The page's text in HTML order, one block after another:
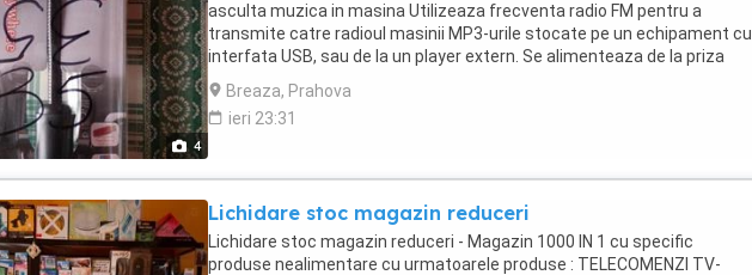
4
asculta muzica in masina Utilizeaza frecventa radio FM pentru a
transmite catre radioul masinii MP3-urile stocate pe un echipament cu
interfata USB, sau de la un player extern. Se alimenteaza de la priza
auto (bricheta) de 12 V. Poate reda muzica direct de pe USB, card
SD/MMC, MP3/MP4 etc. Telecomanda are functii complete pentru un
control desavarsit. PRET 20 - 25 LEI
Breaza, Prahova
ieri 23:31
Lichidare stoc magazin reduceri
Lichidare stoc magazin reduceri - Magazin 1000 IN 1 cu specific
produse nealimentare cu urmatoarele produse : TELECOMENZI TV-